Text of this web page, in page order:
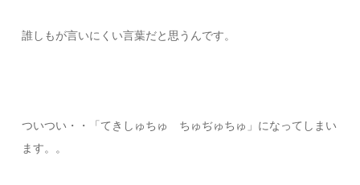
誰しもが言いにくい言葉だと思うんです。
ついつい・・「てきしゅちゅ ちゅぢゅちゅ」になってしまい
ます。。